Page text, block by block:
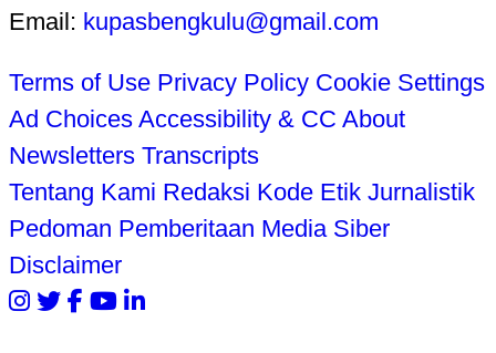
Email: kupasbengkulu@gmail.com
Terms of Use Privacy Policy Cookie Settings
Ad Choices Accessibility & CC About
Newsletters Transcripts
Tentang Kami Redaksi Kode Etik Jurnalistik
Pedoman Pemberitaan Media Siber
Disclaimer